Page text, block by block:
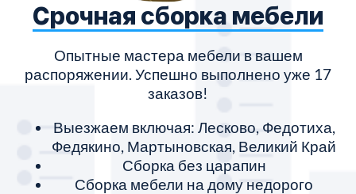
Срочная сборка мебели
Опытные мастера мебели в вашем
распоряжении. Успешно выполнено уже 17
заказов!
Выезжаем включая: Лесково, Федотиха,
Федякино, Мартыновская, Великий Край
Сборка без царапин
Сборка мебели на дому недорого